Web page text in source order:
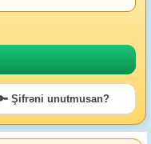
Şifrəni unutmusan?